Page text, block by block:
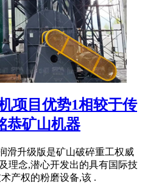
项目优势1相较于传
恭矿山机器
滑升级版是矿山破碎重工权威
理念,潜心开发出的具有国际技
产权的粉磨设备,该 .